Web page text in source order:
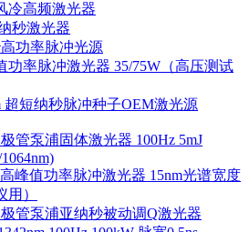
冷高频激光器
秒激光器
高功率脉冲光源
功率脉冲激光器 35/75W（高压测试
超短纳秒脉冲种子OEM激光源
管泵浦固体激光器 100Hz 5mJ
高峰值功率脉冲激光器 15nm光谱宽度
用）
管泵浦亚纳秒被动调Q激光器